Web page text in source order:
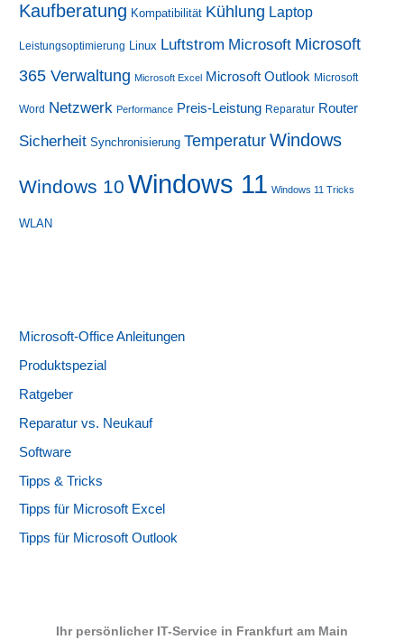
Kaufberatung Kompatibilität Kühlung Laptop
Leistungsoptimierung Linux Luftstrom Microsoft Microsoft
365 Verwaltung Microsoft Excel Microsoft Outlook Microsoft
Word Netzwerk Performance Preis-Leistung Reparatur Router
Sicherheit Synchronisierung Temperatur Windows
Windows 10 Windows 11 Windows 11 Tricks
WLAN
Microsoft-Office Anleitungen
Produktspezial
Ratgeber
Reparatur vs. Neukauf
Software
Tipps & Tricks
Tipps für Microsoft Excel
Tipps für Microsoft Outlook
Ihr persönlicher IT-Service in Frankfurt am Main